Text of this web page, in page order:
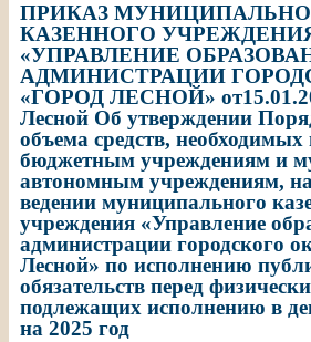
ПРИКАЗ
КАЗЕННОГО
«УПРАВЛЕНИЕ
АДМИНИСТРАЦИИ
«ГОРОД ЛЕСНОЙ»
Лесной Об утверждении
объема средств,
бюджетным учреждениям и
автономным учреждениям,
ведении муниципального
учреждения «Управление
администрации городского
Лесной» по исполнению
обязательств перед
подлежащих исполнению в
на 2025 год